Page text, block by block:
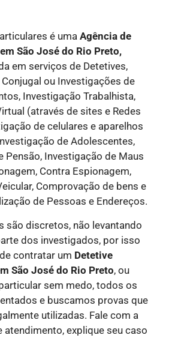
é uma Agência de
São José do Rio Preto,
em serviços de Detetives,
ou Investigações de
Investigação Trabalhista,
(através de sites e Redes
de celulares e aparelhos
de Adolescentes,
Pensão, Investigação de Maus
Contra Espionagem,
Comprovação de bens e
de Pessoas e Endereços.
são discretos, não levantando
dos investigados, por isso
contratar um Detetive
São José do Rio Preto, ou
sem medo, todos os
e buscamos provas que
utilizadas. Fale com a
atendimento, explique seu caso